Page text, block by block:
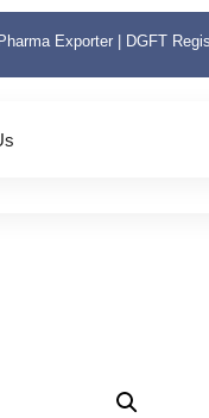
Exporter | DGFT